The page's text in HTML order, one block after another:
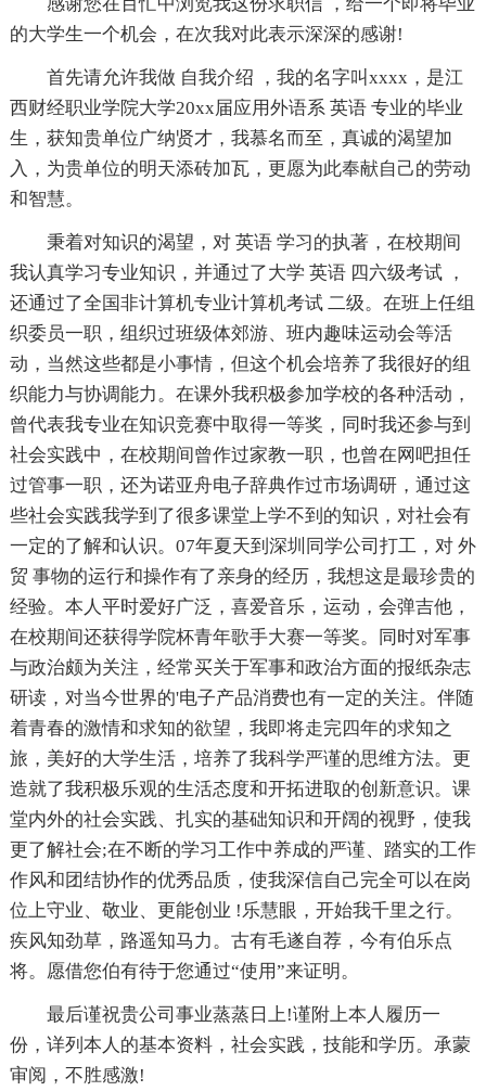
的大学生一个机会，在次我对此表示深深的感谢!
首先请允许我做 自我介绍 ，我的名字叫xxxx，是江
西财经职业学院大学20xx届应用外语系 英语 专业的毕业
生，获知贵单位广纳贤才，我慕名而至，真诚的渴望加
入，为贵单位的明天添砖加瓦，更愿为此奉献自己的劳动
和智慧。
秉着对知识的渴望，对 英语 学习的执著，在校期间
我认真学习专业知识，并通过了大学 英语 四六级考试 ，
还通过了全国非计算机专业计算机考试 二级。在班上任组
织委员一职，组织过班级体郊游、班内趣味运动会等活
动，当然这些都是小事情，但这个机会培养了我很好的组
织能力与协调能力。在课外我积极参加学校的各种活动，
曾代表我专业在知识竞赛中取得一等奖，同时我还参与到
社会实践中，在校期间曾作过家教一职，也曾在网吧担任
过管事一职，还为诺亚舟电子辞典作过市场调研，通过这
些社会实践我学到了很多课堂上学不到的知识，对社会有
一定的了解和认识。07年夏天到深圳同学公司打工，对 外
贸 事物的运行和操作有了亲身的经历，我想这是最珍贵的
经验。本人平时爱好广泛，喜爱音乐，运动，会弹吉他，
在校期间还获得学院杯青年歌手大赛一等奖。同时对军事
与政治颇为关注，经常买关于军事和政治方面的报纸杂志
研读，对当今世界的'电子产品消费也有一定的关注。伴随
着青春的激情和求知的欲望，我即将走完四年的求知之
旅，美好的大学生活，培养了我科学严谨的思维方法。更
造就了我积极乐观的生活态度和开拓进取的创新意识。课
堂内外的社会实践、扎实的基础知识和开阔的视野，使我
更了解社会;在不断的学习工作中养成的严谨、踏实的工作
作风和团结协作的优秀品质，使我深信自己完全可以在岗
位上守业、敬业、更能创业 !乐慧眼，开始我千里之行。
疾风知劲草，路遥知马力。古有毛遂自荐，今有伯乐点
将。愿借您伯有待于您通过“使用”来证明。
最后谨祝贵公司事业蒸蒸日上!谨附上本人履历一
份，详列本人的基本资料，社会实践，技能和学历。承蒙
审阅，不胜感激!